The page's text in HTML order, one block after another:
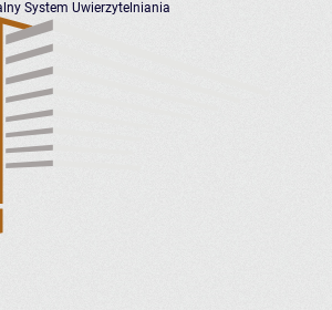
System Uwierzytelniania